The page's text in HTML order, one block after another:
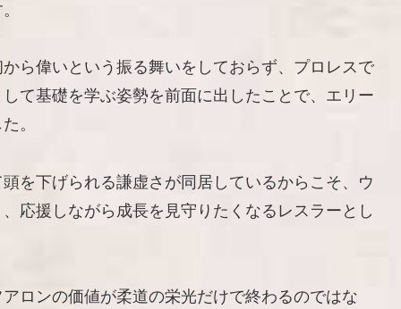
ら偉いという振る舞いをしておらず、プロレスで
て基礎を学ぶ姿勢を前面に出したことで、エリー
。
を下げられる謙虚さが同居しているからこそ、ウ
応援しながら成長を見守りたくなるレスラーとし
ロンの価値が柔道の栄光だけで終わるのではな